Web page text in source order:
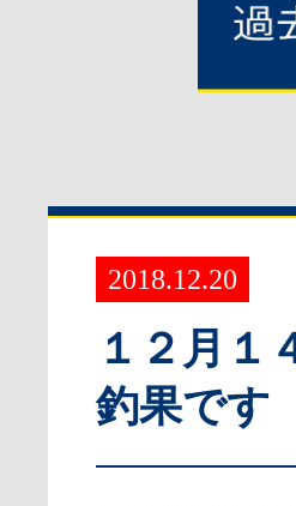
2018.12.20
１２月１
釣果です